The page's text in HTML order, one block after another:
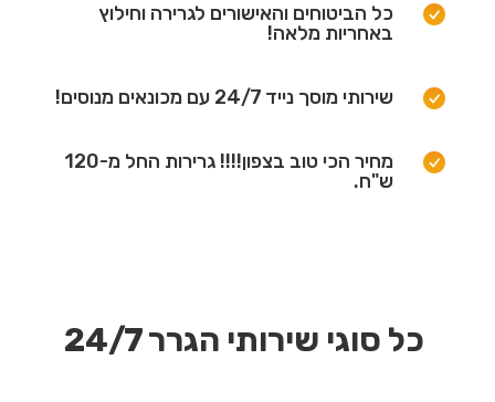
כל הביטוחים והאישורים לגרירה וחילוץ
באחריות מלאה!
שירותי מוסך נייד 24/7 עם מכונאים מנוסים!
מחיר הכי טוב בצפון!!!! גרירות החל מ-120
ש"ח.
כל סוגי שירותי הגרר 24/7